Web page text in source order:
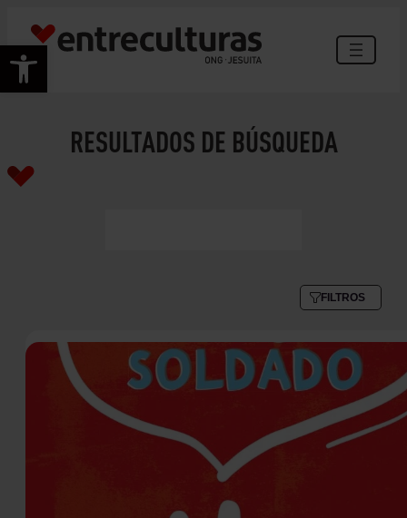
Abrir barra de herramientas
RESULTADOS DE BÚSQUEDA
FILTROS